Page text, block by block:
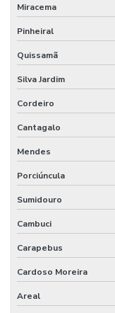
Limpeza De Ambientes
Limpeza De Áreas De
Limpeza De Áreas
Limpeza De Áreas
Limpeza De Banheiros
Limpeza De Banheiros
Limpeza De Estruturas E
Limpeza De Estruturas
Limpeza De Estruturas
Limpeza De Pisos
Miracema
Pinheiral
Quissamã
Silva Jardim
Cordeiro
Cantagalo
Mendes
Porciúncula
Sumidouro
Cambuci
Carapebus
Cardoso Moreira
Areal